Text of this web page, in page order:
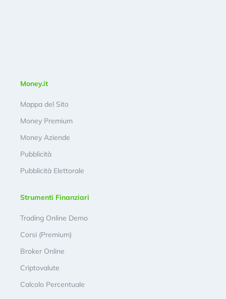
Money.it
Mappa del Sito
Money Premium
Money Aziende
Pubblicità
Pubblicità Elettorale
Strumenti Finanziari
Trading Online Demo
Corsi (Premium)
Broker Online
Criptovalute
Calcolo Percentuale